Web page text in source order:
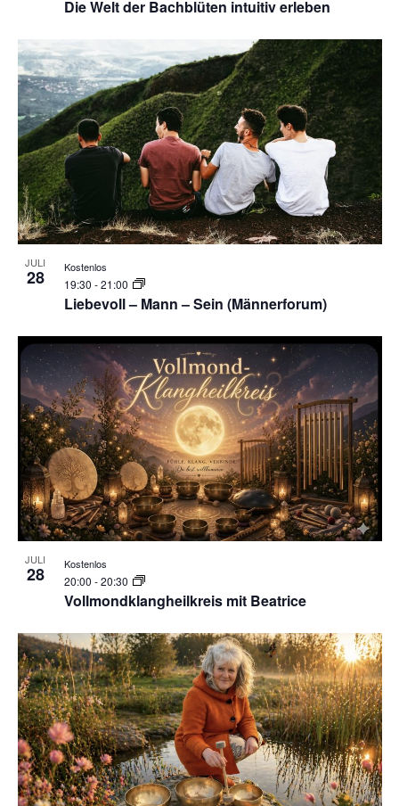
Die Welt der Bachblüten intuitiv erleben
JULI
28
Liebevoll – Mann – Sein (Männerforum)
19:30 -21:00
Kostenlos
JULI
28
Vollmondklangheilkreis mit Beatrice
20:00 -20:30
Kostenlos